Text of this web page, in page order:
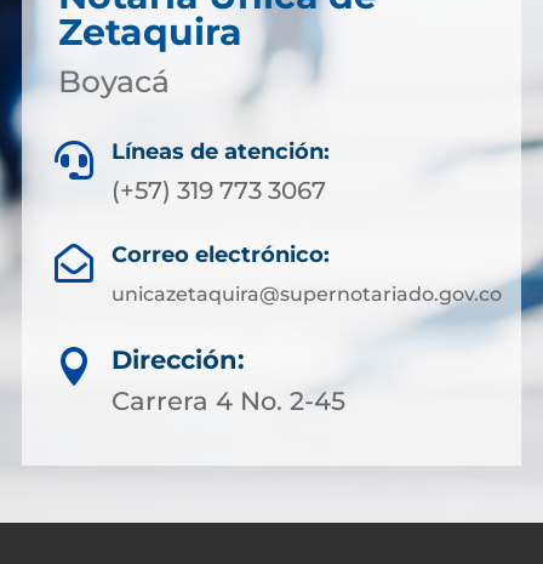
Zetaquira
Boyacá
 Líneas de atención:
(+57) 319 773 3067
 Correo electrónico:
unicazetaquira@supernotariado.gov.co

Dirección:
Carrera 4 No. 2-45